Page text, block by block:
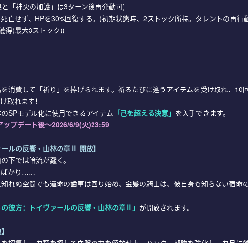
「神火の加護」は3ターン後再発動可)
亡せず、HPを30%回復する。(初期状態時、2ストック所持。タレントの再行
得(最大3ストック))
消費して「祈り」を捧げられます。祈るたびに違うアイテムを受け取れ、10
取れます！
SPモデル化に使用できるアイテム 「己を超える決意」 を入手できます。
ップデート後～2026/6/9(火)23:59
ルの反響・山林の章Ⅱ 開放】
下では暗流が蠢く。
ばかり……
れぬ空間でも運命の歯車は回り始め、金髪の騎士は、彼自身も知らない宿命
の彼方：トイヴァールの反響・山林の章Ⅱ 」 が開放されます。